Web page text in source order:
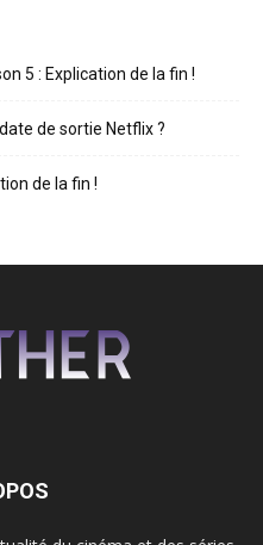
5 : Explication de la fin !
de sortie Netflix ?
de la fin !